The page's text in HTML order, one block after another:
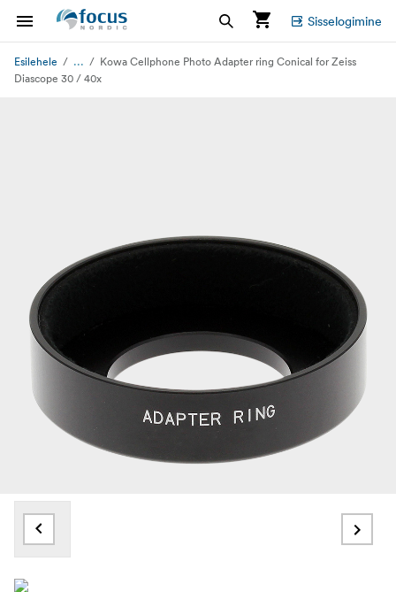
Sisselogimine
Esilehele ...
Kowa Cellphone Photo Adapter ring Conical for Zeiss
Diascope 30 / 40x